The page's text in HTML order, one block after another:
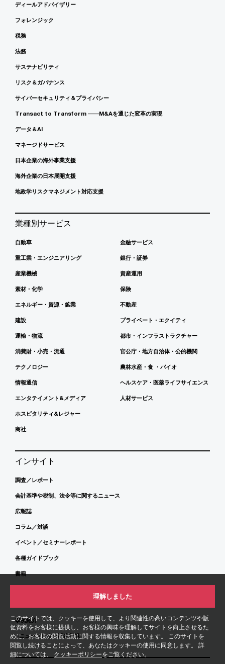
このサイトでは、クッキーを使用して、より関連性の高いコンテンツや販
促資料をお客様に提供し、お客様の興味を理解してサイトを向上させるた
めに、お客様の閲覧活動に関する情報を収集しています。 このサイトを
閲覧し続けることによって、あなたはクッキーの使用に同意します。 詳
細については、 クッキーポリシーをご覧ください。
理解しました
ディールアドバイザリー
フォレンジック
税務
法務
サステナビリティ
リスク＆ガバナンス
サイバーセキュリティ＆プライバシー
Transact to Transform ――M&Aを通じた変革の実現
データ＆AI
マネージドサービス
日本企業の海外事業支援
海外企業の日本展開支援
地政学リスクマネジメント対応支援
業種別サービス
自動車
重工業・エンジニアリング
産業機械
素材・化学
エネルギー・資源・鉱業
建設
運輸・物流
消費財・小売・流通
テクノロジー
情報通信
エンタテイメント&メディア
ホスピタリティ&レジャー
商社
金融サービス
銀行・証券
資産運用
保険
不動産
プライベート・エクイティ
都市・インフラストラクチャー
官公庁・地方自治体・公的機関
農林水産・食 ・バイオ
ヘルスケア・医薬ライフサイエンス
人材サービス
インサイト
調査／レポート
会計基準や税制、法令等に関するニュース
広報誌
コラム／対談
イベント／セミナーレポート
各種ガイドブック
書籍
事例紹介
eニュースレター配信登録